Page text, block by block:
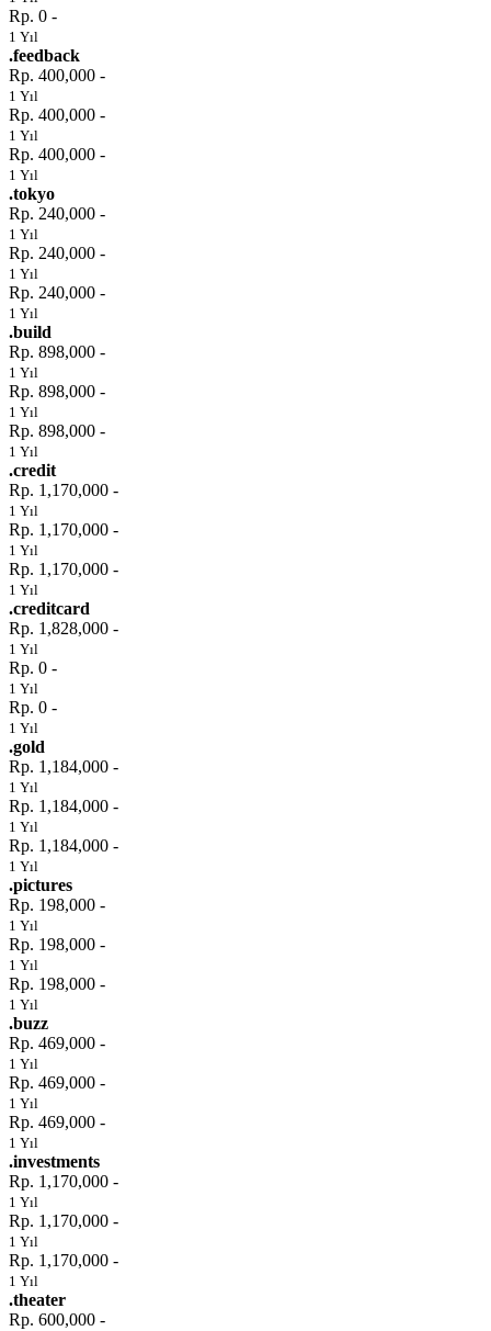
Rp. 0 -
1 Yıl
.feedback
Rp. 400,000 -
1 Yıl
Rp. 400,000 -
1 Yıl
Rp. 400,000 -
1 Yıl
.tokyo
Rp. 240,000 -
1 Yıl
Rp. 240,000 -
1 Yıl
Rp. 240,000 -
1 Yıl
.build
Rp. 898,000 -
1 Yıl
Rp. 898,000 -
1 Yıl
Rp. 898,000 -
1 Yıl
.credit
Rp. 1,170,000 -
1 Yıl
Rp. 1,170,000 -
1 Yıl
Rp. 1,170,000 -
1 Yıl
.creditcard
Rp. 1,828,000 -
1 Yıl
Rp. 0 -
1 Yıl
Rp. 0 -
1 Yıl
.gold
Rp. 1,184,000 -
1 Yıl
Rp. 1,184,000 -
1 Yıl
Rp. 1,184,000 -
1 Yıl
.pictures
Rp. 198,000 -
1 Yıl
Rp. 198,000 -
1 Yıl
Rp. 198,000 -
1 Yıl
.buzz
Rp. 469,000 -
1 Yıl
Rp. 469,000 -
1 Yıl
Rp. 469,000 -
1 Yıl
.investments
Rp. 1,170,000 -
1 Yıl
Rp. 1,170,000 -
1 Yıl
Rp. 1,170,000 -
1 Yıl
.theater
Rp. 600,000 -